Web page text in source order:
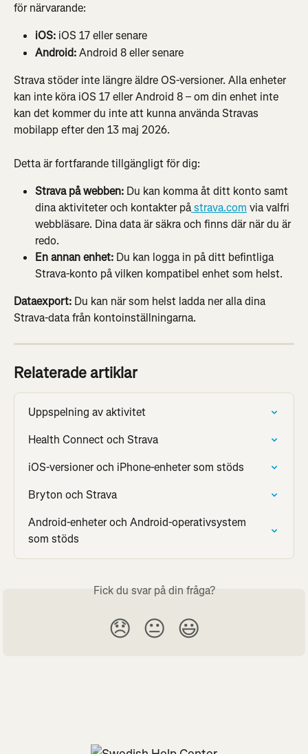
för närvarande:
iOS: iOS 17 eller senare
Android: Android 8 eller senare
Strava stöder inte längre äldre OS-versioner. Alla enheter
kan inte köra iOS 17 eller Android 8 – om din enhet inte
kan det kommer du inte att kunna använda Stravas
mobilapp efter den 13 maj 2026.
Detta är fortfarande tillgängligt för dig:
Strava på webben: Du kan komma åt ditt konto samt
dina aktiviteter och kontakter på strava.com via valfri
webbläsare. Dina data är säkra och finns där när du är
redo.
En annan enhet: Du kan logga in på ditt befintliga
Strava-konto på vilken kompatibel enhet som helst.
Dataexport: Du kan när som helst ladda ner alla dina
Strava-data från kontoinställningarna.
Relaterade artiklar
Uppspelning av aktivitet
Health Connect och Strava
iOS-versioner och iPhone-enheter som stöds
Bryton och Strava
Android-enheter och Android-operativsystem
som stöds
Fick du svar på din fråga?
😞 😐 😃